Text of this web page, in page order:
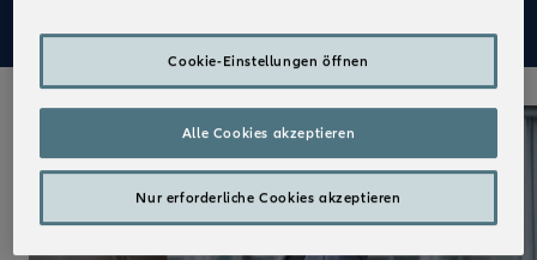
Cookie-Einstellungen öffnen
Nur erforderliche Cookies akzeptieren
Alle Cookies akzeptieren